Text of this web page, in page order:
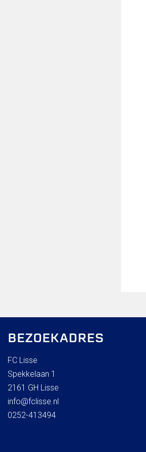
BEZOEKADRES
FC Lisse
Spekkelaan 1
2161 GH Lisse
info@fclisse.nl
0252-413494